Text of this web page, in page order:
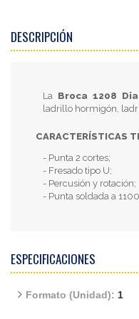
DESCRIPCIÓN
La Broca 1208
ladrillo hormigón,
CARACTERÍSTICAS
- Punta 2 cortes;
- Fresado tipo U;
- Percusión y rotación;
- Punta soldada a
ESPECIFICACIONES
Formato (Unidad): 1